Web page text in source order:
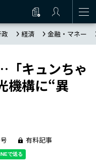
経済 金融・マネー
「キュンちゃ
機構に“異
有料記事